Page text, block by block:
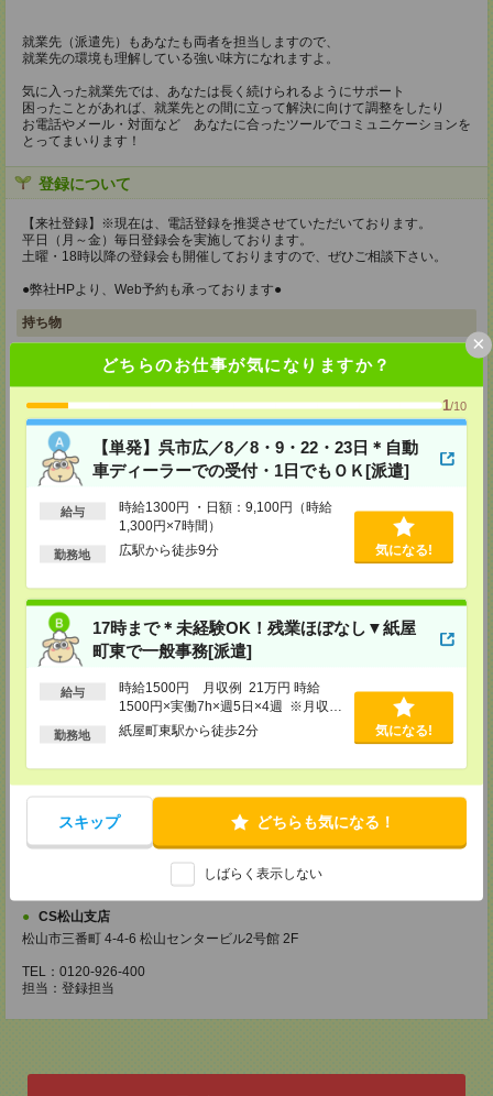
どちらのお仕事が気になりますか？
1/10
【単発】呉市広／8／8・9・22・23日＊自動
車ディーラーでの受付・1日でもＯＫ[派遣]
給与
時給1300円 ・日額：9,100円（時給
1,300円×7時間）
勤務地 広駅から徒歩9分 気になる!
17時まで＊未経験OK！残業ほぼなし▼紙屋
町東で一般事務[派遣]
給与
時給1500円 月収例 21万円 時給
1500円×実働7h×週5日×4週 ※月収例
を保証するものではありません。※給
勤務地 紙屋町東駅から徒歩2分 気になる!
スキップ どちらも気になる！
しばらく表示しない
×
就業先（派遣先）もあなたも両者を担当しますので、
就業先の環境も理解している強い味方になれますよ。
気に入った就業先では、あなたは長く続けられるようにサポート
困ったことがあれば、就業先との間に立って解決に向けて調整をしたり
お電話やメール・対面など あなたに合ったツールでコミュニケーションを
とってまいります！
登録について
【来社登録】※現在は、電話登録を推奨させていただいております。
平日（月～金）毎日登録会を実施しております。
土曜・18時以降の登録会も開催しておりますので、ぜひご相談下さい。
●弊社HPより、Web予約も承っております●
持ち物
弊社HPよりマイページ作成をお願いします
【来社登録】※現在は、電話登録を推奨させていただいております。
・印鑑
・免許証など本人確認書類
・職務経歴書
※履歴書、写真は不要です！
所要時間
【電話登録】30分程度
・経験やご希望などをインタビュー
【来社登録】約1.5～2時間＊経験・ご希望による
・ガイダンス
・経験や希望をインタビュー
・スキルチェック
・お仕事のご紹介
登録場所
CS広島支店
担当：採用担当
CS高松支店
〒760-0027 香川県高松市紺屋町9-6 高松大同生命ビル7
CS松山支店
松山市三番町 4-4-6 松山センタービル2号館 2F
TEL：0120-926-400
担当：登録担当